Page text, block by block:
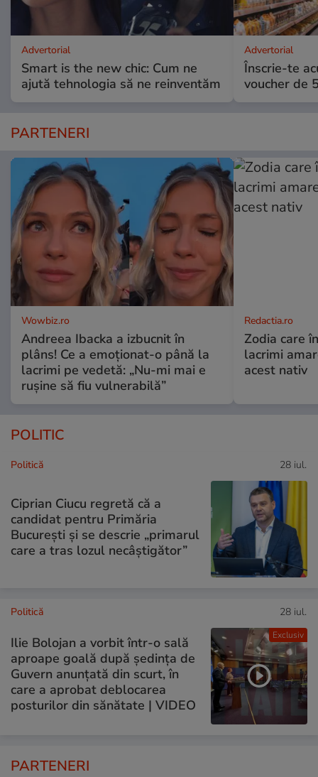
Advertorial
Smart is the new chic: Cum ne
ajută tehnologia să ne reinventăm
Advertorial
Înscrie-te
voucher de
PARTENERI
Wowbiz.ro
Andreea Ibacka a izbucnit în
plâns! Ce a emoționat-o până la
lacrimi pe vedetă: „Nu-mi mai e
rușine să fiu vulnerabilă”
Redactia.ro
Zodia care
lacrimi
acest nativ
POLITIC
Politică 28 iul.
Ciprian Ciucu regretă că a
candidat pentru Primăria
București și se descrie „primarul
care a tras lozul necâștigător”
Exclusiv
Politică 28 iul.
Ilie Bolojan a vorbit într-o sală
aproape goală după ședința de
Guvern anunțată din scurt, în
care a aprobat deblocarea
posturilor din sănătate | VIDEO
PARTENERI